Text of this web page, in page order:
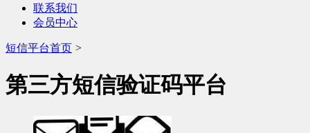
联系我们
会员中心
短信平台首页 >
第三方短信验证码平台